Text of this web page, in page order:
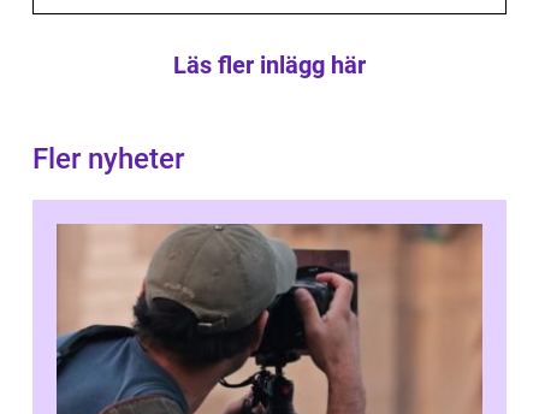
Läs fler inlägg här
Fler nyheter